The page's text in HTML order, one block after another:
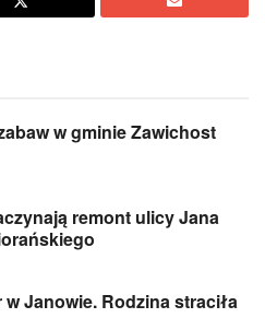
w gminie Zawichost
remont ulicy Jana
Janowie. Rodzina straciła